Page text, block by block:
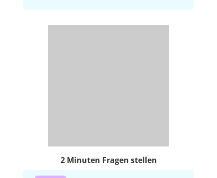
2 Minuten Fragen stellen